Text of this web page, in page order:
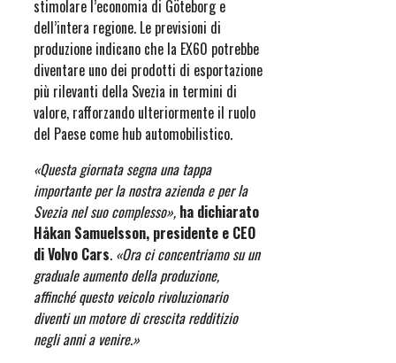
stimolare l’economia di Göteborg e
dell’intera regione. Le previsioni di
produzione indicano che la EX60 potrebbe
diventare uno dei prodotti di esportazione
più rilevanti della Svezia in termini di
valore, rafforzando ulteriormente il ruolo
del Paese come hub automobilistico.
«Questa giornata segna una tappa
importante per la nostra azienda e per la
Svezia nel suo complesso», ha dichiarato
Håkan Samuelsson, presidente e CEO
di Volvo Cars. «Ora ci concentriamo su un
graduale aumento della produzione,
affinché questo veicolo rivoluzionario
diventi un motore di crescita redditizio
negli anni a venire.»